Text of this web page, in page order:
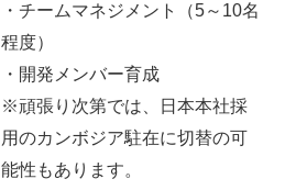
・チームマネジメント（5～10名
程度）
・開発メンバー育成
※頑張り次第では、日本本社採
用のカンボジア駐在に切替の可
能性もあります。